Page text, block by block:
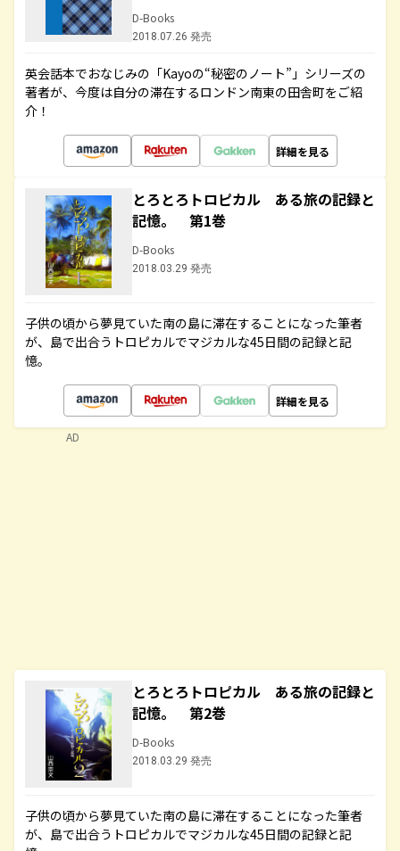
D-Books
2018.07.26 発売
英会話本でおなじみの「Kayoの“秘密のノート”」シリーズの
著者が、今度は自分の滞在するロンドン南東の田舎町をご紹
介！
詳細を見る
とろとろトロピカル ある旅の記録と
記憶。 第1巻
D-Books
2018.03.29 発売
子供の頃から夢見ていた南の島に滞在することになった筆者
が、島で出合うトロピカルでマジカルな45日間の記録と記
憶。
詳細を見る
とろとろトロピカル ある旅の記録と
記憶。 第2巻
D-Books
2018.03.29 発売
子供の頃から夢見ていた南の島に滞在することになった筆者
が、島で出合うトロピカルでマジカルな45日間の記録と記
AD